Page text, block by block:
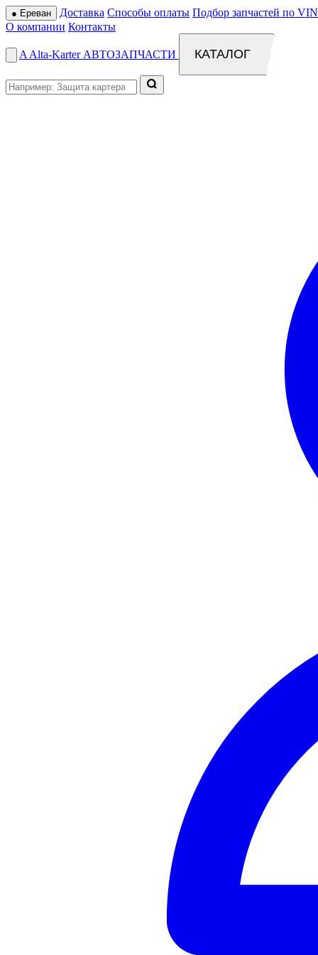
● Ереван Доставка Способы оплаты Подбор запчастей по
О компании Контакты
A Alta-Karter АВТОЗАПЧАСТИ КАТАЛОГ